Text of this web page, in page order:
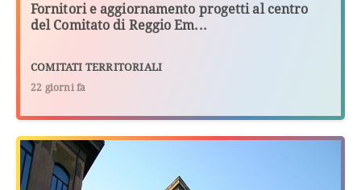
Fornitori e aggiornamento progetti al centro
del Comitato di Reggio Em...
COMITATI TERRITORIALI
22 giorni fa